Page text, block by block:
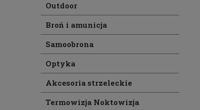
Outdoor
Broń i amunicja
Samoobrona
Optyka
Akcesoria strzeleckie
Termowizja Noktowizja